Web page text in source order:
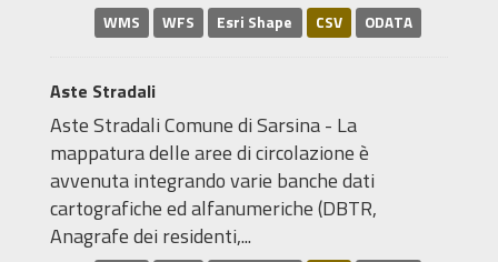
WMS WFS Esri Shape CSV ODATA
Aste Stradali
Aste Stradali Comune di Sarsina - La
mappatura delle aree di circolazione è
avvenuta integrando varie banche dati
cartografiche ed alfanumeriche (DBTR,
Anagrafe dei residenti,...